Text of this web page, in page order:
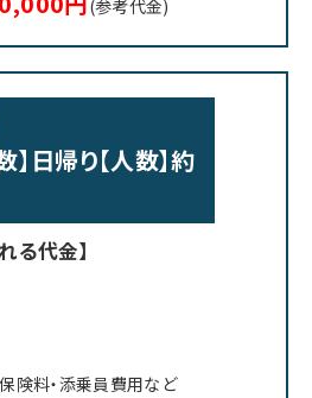
(参考代金)
】日帰り【人数】約
る代金】
険料・添乗員費用など